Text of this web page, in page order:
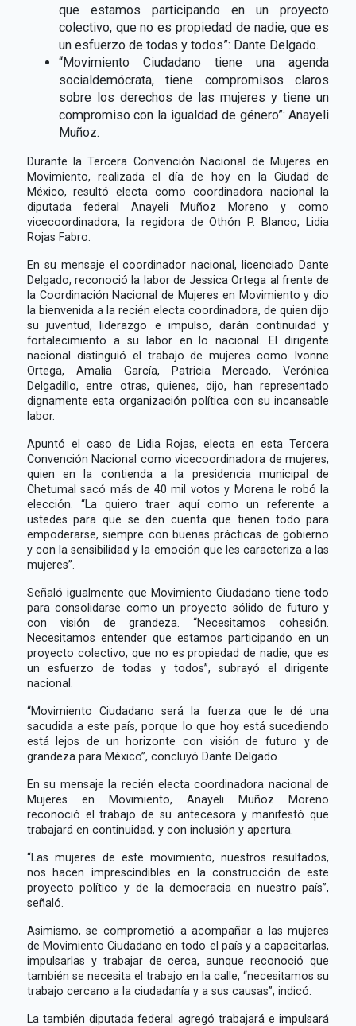
que estamos participando en un proyecto
colectivo, que no es propiedad de nadie, que es
un esfuerzo de todas y todos”: Dante Delgado.
“Movimiento Ciudadano tiene una agenda
socialdemócrata, tiene compromisos claros
sobre los derechos de las mujeres y tiene un
compromiso con la igualdad de género”: Anayeli
Muñoz.
Durante la Tercera Convención Nacional de Mujeres en
Movimiento, realizada el día de hoy en la Ciudad de
México, resultó electa como coordinadora nacional la
diputada federal Anayeli Muñoz Moreno y como
vicecoordinadora, la regidora de Othón P. Blanco, Lidia
Rojas Fabro.
En su mensaje el coordinador nacional, licenciado Dante
Delgado, reconoció la labor de Jessica Ortega al frente de
la Coordinación Nacional de Mujeres en Movimiento y dio
la bienvenida a la recién electa coordinadora, de quien dijo
su juventud, liderazgo e impulso, darán continuidad y
fortalecimiento a su labor en lo nacional. El dirigente
nacional distinguió el trabajo de mujeres como Ivonne
Ortega, Amalia García, Patricia Mercado, Verónica
Delgadillo, entre otras, quienes, dijo, han representado
dignamente esta organización política con su incansable
labor.
Apuntó el caso de Lidia Rojas, electa en esta Tercera
Convención Nacional como vicecoordinadora de mujeres,
quien en la contienda a la presidencia municipal de
Chetumal sacó más de 40 mil votos y Morena le robó la
elección. “La quiero traer aquí como un referente a
ustedes para que se den cuenta que tienen todo para
empoderarse, siempre con buenas prácticas de gobierno
y con la sensibilidad y la emoción que les caracteriza a las
mujeres”.
Señaló igualmente que Movimiento Ciudadano tiene todo
para consolidarse como un proyecto sólido de futuro y
con visión de grandeza. “Necesitamos cohesión.
Necesitamos entender que estamos participando en un
proyecto colectivo, que no es propiedad de nadie, que es
un esfuerzo de todas y todos”, subrayó el dirigente
nacional.
“Movimiento Ciudadano será la fuerza que le dé una
sacudida a este país, porque lo que hoy está sucediendo
está lejos de un horizonte con visión de futuro y de
grandeza para México”, concluyó Dante Delgado.
En su mensaje la recién electa coordinadora nacional de
Mujeres en Movimiento, Anayeli Muñoz Moreno
reconoció el trabajo de su antecesora y manifestó que
trabajará en continuidad, y con inclusión y apertura.
“Las mujeres de este movimiento, nuestros resultados,
nos hacen imprescindibles en la construcción de este
proyecto político y de la democracia en nuestro país”,
señaló.
Asimismo, se comprometió a acompañar a las mujeres
de Movimiento Ciudadano en todo el país y a capacitarlas,
impulsarlas y trabajar de cerca, aunque reconoció que
también se necesita el trabajo en la calle, “necesitamos su
trabajo cercano a la ciudadanía y a sus causas”, indicó.
La también diputada federal agregó trabajará e impulsará